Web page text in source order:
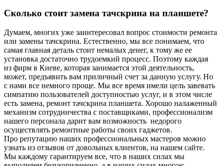
Сколько стоит замена тачскрина на планшете?
Думаем, многих уже заинтересовал вопрос стоимости ремонта
или замены тачскрина. Естественно, мы все понимаем, что
самая главная деталь стоит немалых денег, к тому же ее
установка достаточно трудоемкий процесс. Поэтому каждая
из фирм в Киеве, которая занимается этой деятельность,
может, предъявить вам приличный счет за данную услугу. Но
с нами все немного проще. Мы все время имели цель завевать
симпатию пользователей доступностью услуг, и в этом числе
есть замена, ремонт тачскрина планшета. Хорошо налаженный
механизм сотрудничества с поставщиками, профессионализм
нашего персонала дарит вам возможность недорого
осуществлять ремонтные работы своих гаджетов.
Про репутацию наших профессиональных мастеров можно
узнать из отзывов от довольных клиентов, на нашем сайте.
Мы каждому гарантируем все, что в наших силах мы